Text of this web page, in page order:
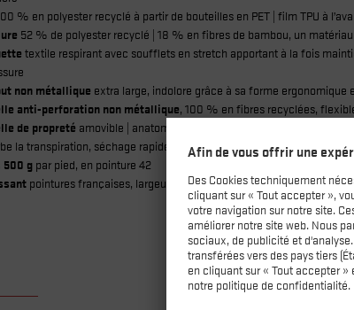
% en polyester recyclé à partir de bouteilles en PET | film TPU à
52 % de polyester recyclé | 18 % en fibres de bambou, un
textile respirant avec soufflets en stretch apportant à la fois
non métallique extra large, indolore grâce à sa forme
anti-perforation non métallique, 100 % en fibres recyclées,
de propreté amovible | anatomique avec absorbeurs de chocs à
la transpiration, séchage rapide | dessous en mousse en PU à
500 g par pied, en pointure 42
pointures françaises, largeur 11